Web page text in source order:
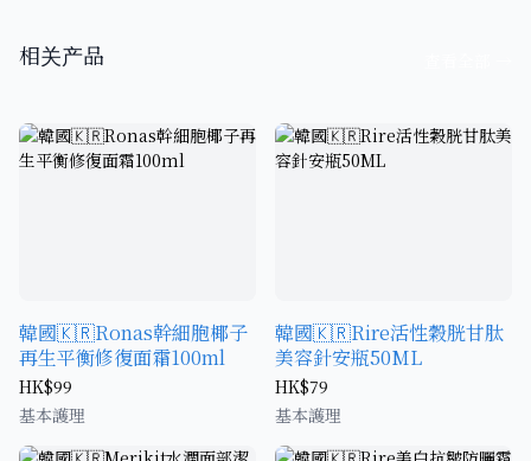
相关产品
韓國🇰🇷Ronas幹細胞椰子
再生平衡修復面霜100ml
HK$99
基本護理
韓國🇰🇷Rire活性穀胱甘肽
美容針安瓶50ML
HK$79
基本護理